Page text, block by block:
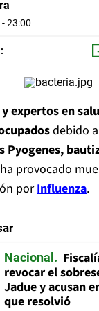
23:00
expertos en
debido
Pyogenes,
provocado
porInfluenza.
Nacional
revocar el
Jadue y acusan
que resolvió